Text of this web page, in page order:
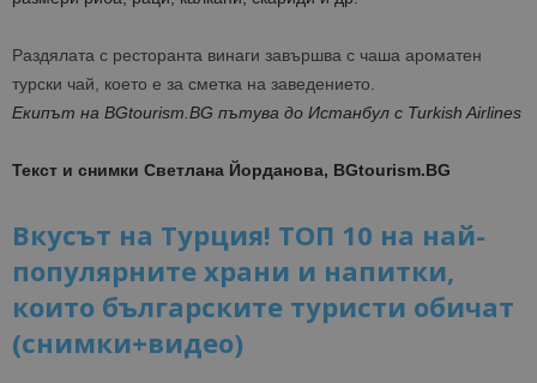
Раздялата с ресторанта винаги завършва с чаша ароматен
турски чай, което е за сметка на заведението.
Екипът на BGtourism.BG пътува до Истанбул с Turkish Airlines
Текст и снимки Светлана Йорданова, BGtourism.BG
Вкусът на Турция! ТОП 10 на най-
популярните храни и напитки,
които българските туристи обичат
(снимки+видео)